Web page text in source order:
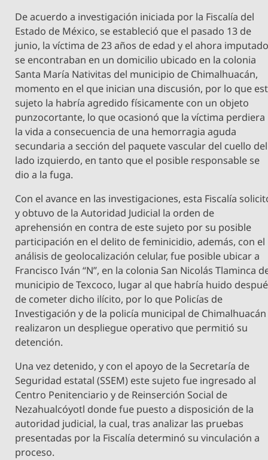
De acuerdo a investigación iniciada por la Fiscalía del
Estado de México, se estableció que el pasado 13 de
junio, la víctima de 23 años de edad y el ahora
se encontraban en un domicilio ubicado en la colonia
Santa María Nativitas del municipio de Chimalhuacán,
momento en el que inician una discusión, por lo que
sujeto la habría agredido físicamente con un objeto
punzocortante, lo que ocasionó que la víctima perdiera
la vida a consecuencia de una hemorragia aguda
secundaria a sección del paquete vascular del cuello del
lado izquierdo, en tanto que el posible responsable se
dio a la fuga.
Con el avance en las investigaciones, esta Fiscalía
y obtuvo de la Autoridad Judicial la orden de
aprehensión en contra de este sujeto por su posible
participación en el delito de feminicidio, además, con el
análisis de geolocalización celular, fue posible ubicar a
Francisco Iván “N”, en la colonia San Nicolás Tlaminca
municipio de Texcoco, lugar al que habría huido
de cometer dicho ilícito, por lo que Policías de
Investigación y de la policía municipal de Chimalhuacán
realizaron un despliegue operativo que permitió su
detención.
Una vez detenido, y con el apoyo de la Secretaría de
Seguridad estatal (SSEM) este sujeto fue ingresado al
Centro Penitenciario y de Reinserción Social de
Nezahualcóyotl donde fue puesto a disposición de la
autoridad judicial, la cual, tras analizar las pruebas
presentadas por la Fiscalía determinó su vinculación a
proceso.